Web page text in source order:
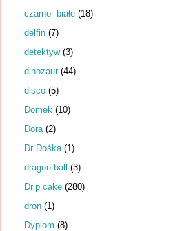
czarno- białe (18)
delfin (7)
detektyw (3)
dinozaur (44)
disco (5)
Domek (10)
Dora (2)
Dr Dośka (1)
dragon ball (3)
Drip cake (280)
dron (1)
Dyplom (8)